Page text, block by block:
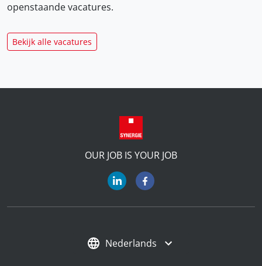
openstaande vacatures.
Bekijk alle vacatures
OUR JOB IS YOUR JOB
Nederlands